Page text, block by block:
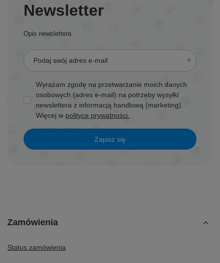
Newsletter
Opis newslettera
Podaj swój adres e-mail
Wyrażam zgodę na przetwarzanie moich danych
osobowych (adres e-mail) na potrzeby wysyłki
newslettera z informacją handlową (marketing).
Więcej w polityce prywatności.
Zapisz się
Zamówienia
Status zamówienia